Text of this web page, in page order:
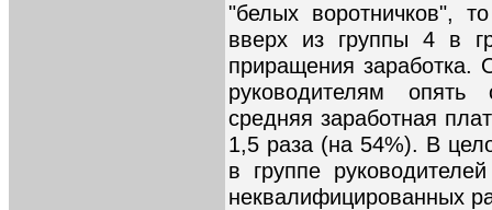
"белых воротничков",
вверх из группы 4 в
приращения заработка.
руководителям
средняя заработная
1,5 раза (на 54%). В
в группе
неквалифицированных